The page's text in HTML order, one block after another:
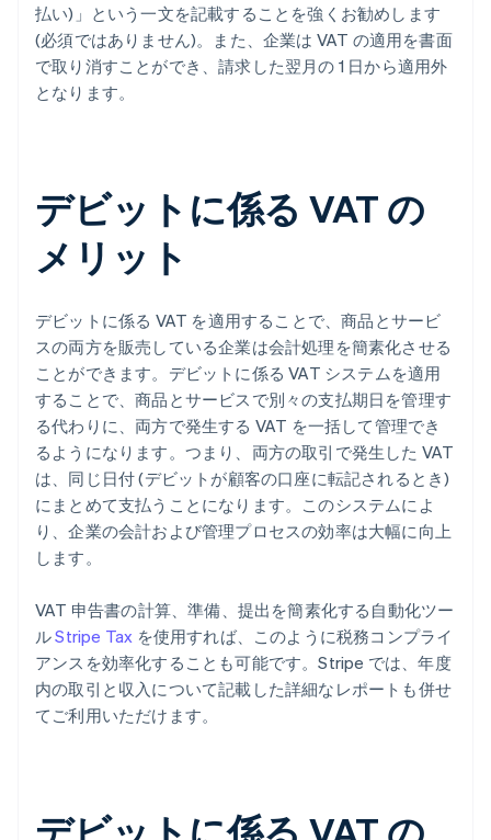
払い)」という一文を記載することを強くお勧めします
(必須ではありません)。また、企業は VAT の適用を書面
で取り消すことができ、請求した翌月の 1 日から適用外
となります。
デビットに係る VAT の
メリット
デビットに係る VAT を適用することで、商品とサービ
スの両方を販売している企業は会計処理を簡素化させる
ことができます。デビットに係る VAT システムを適用
することで、商品とサービスで別々の支払期日を管理す
る代わりに、両方で発生する VAT を一括して管理でき
るようになります。つまり、両方の取引で発生した VAT
は、同じ日付 (デビットが顧客の口座に転記されるとき)
にまとめて支払うことになります。このシステムによ
り、企業の会計および管理プロセスの効率は大幅に向上
します。
VAT 申告書の計算、準備、提出を簡素化する自動化ツー
ルStripe Tax を使用すれば、このように税務コンプライ
アンスを効率化することも可能です。Stripe では、年度
内の取引と収入について記載した詳細なレポートも併せ
てご利用いただけます。